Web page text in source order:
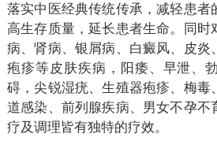
落实中医经典传统传承，减轻患者
高生存质量，延长患者生命。同时
病、肾病、银屑病、白癜风、皮炎
疱疹等皮肤疾病，阳痿、早泄、
碍，尖锐湿疣、生殖器疱疹、梅毒
道感染、前列腺疾病、男女不孕不
疗及调理皆有独特的疗效。